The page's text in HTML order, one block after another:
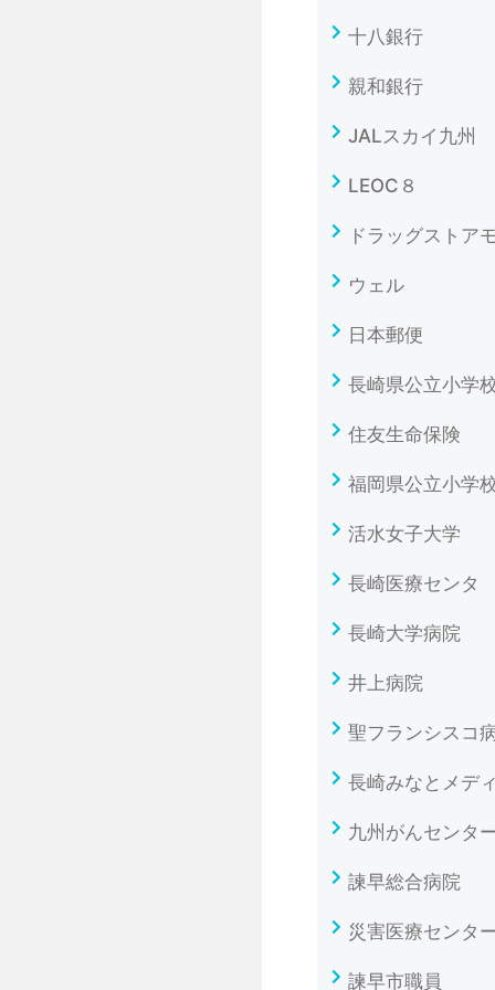
十八銀行
親和銀行
JALスカイ九州
LEOC８
ドラッグストア
ウェル
日本郵便
長崎県公立小学
住友生命保険
福岡県公立小学
活水女子大学
長崎医療センタ
長崎大学病院
井上病院
聖フランシスコ
長崎みなとメデ
九州がんセンタ
諫早総合病院
災害医療センタ
諫早市職員